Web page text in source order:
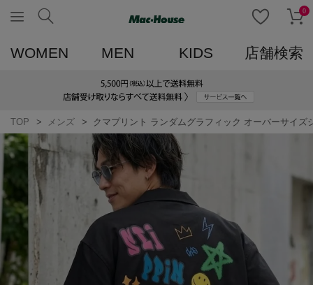
0
WOMEN MEN KIDS 店舗検索
TOP メンズ クマプリント ランダムグラフィック オーバーサイズ